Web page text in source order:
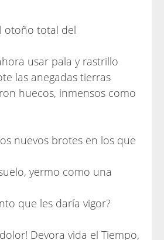
otoño total del
usar pala y rastrillo
las anegadas tierras
huecos, inmensos como
nuevos brotes en los que
yermo como una
que les daría vigor?
Devora vida el Tiempo,